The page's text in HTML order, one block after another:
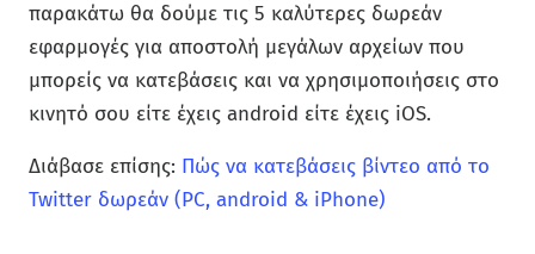
παρακάτω θα δούμε τις 5 καλύτερες δωρεάν
εφαρμογές για αποστολή μεγάλων αρχείων που
μπορείς να κατεβάσεις και να χρησιμοποιήσεις στο
κινητό σου είτε έχεις android είτε έχεις iOS.
Διάβασε επίσης: Πώς να κατεβάσεις βίντεο από το
Twitter δωρεάν (PC, android & iPhone)